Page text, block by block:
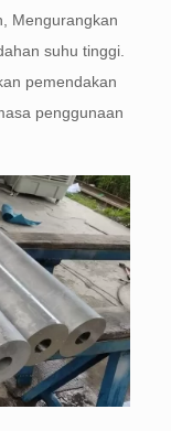
Mengurangkan
suhu tinggi.
pemendakan
penggunaan